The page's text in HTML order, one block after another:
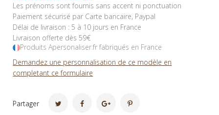
Les prénoms sont fournis sans accent ni ponctuation
Paiement sécurisé par Carte bancaire, Paypal
Délai de livraison : 5 à 10 jours en France
Livraison offerte dès 59€
Produits Apersonaliser.fr fabriqués en France
Demandez une personnalisation de ce modèle en
completant ce formulaire
Partager